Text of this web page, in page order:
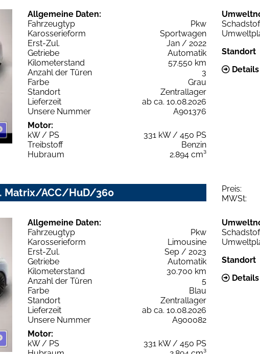
Allgemeine Daten:
Fahrzeugtyp
Pkw
Karosserieform
Sportwagen
Erst-Zul.
Jan / 2022
Getriebe
Automatik
Kilometerstand
57.550 km
Anzahl der Türen
3
Farbe
Grau
Standort
Zentrallager
Lieferzeit
ab ca. 10.08.2026
Unsere Nummer
A901376
Motor:
kW / PS
331 kW / 450 PS
Treibstoff
Benzin
Hubraum
2.894 cm³
Standort
Matrix/ACC/HuD/360 Preis:
MWSt:
Allgemeine Daten:
Fahrzeugtyp
Pkw
Karosserieform
Limousine
Erst-Zul.
Sep / 2023
Getriebe
Automatik
Kilometerstand
30.700 km
Anzahl der Türen
5
Farbe
Blau
Standort
Zentrallager
Lieferzeit
ab ca. 10.08.2026
Unsere Nummer
A900082
Motor:
kW / PS
331 kW / 450 PS
Standort